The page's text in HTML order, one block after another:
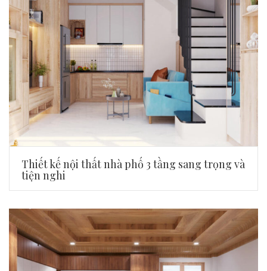
Thiết kế nội thất nhà phố 3 tầng sang trọng và
tiện nghi